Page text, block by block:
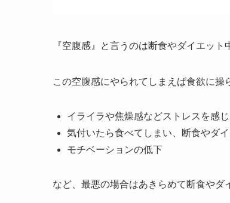
『空腹感』と言うのは断食やダイエット
この空腹感にやられてしまえば食欲に操
イライラや焦燥感などストレスを感じ
気付いたら食べてしまい、断食やダ
モチベーションの低下
など、最悪の場合はあきらめて断食やダ